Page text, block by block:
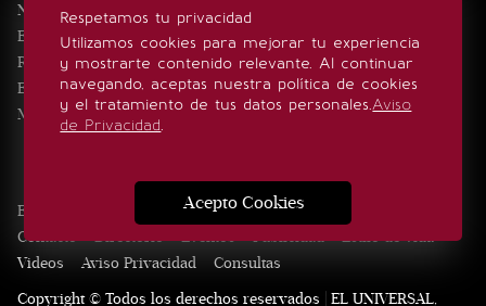
Respetamos tu privacidad
Utilizamos cookies para mejorar tu experiencia
y mostrarte contenido relevante. Al continuar
navegando, aceptas nuestra política de cookies
y el tratamiento de tus datos personales.Aviso
de Privacidad.
Acepto Cookies
Noticias
Eventos
Realeza
Estilo de vida
Minuto x Minuto
SÍGUENOS
Edición Impresa Noticias Quiénes somos
Contacto
Directorio Eventos Publicidad
Estilo de vida
Videos
Aviso Privacidad
Consultas
Copyright © Todos los derechos reservados | EL UNIVERSAL,